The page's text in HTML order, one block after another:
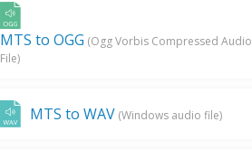
MTS to OGG (Ogg Vorbis Compressed Audio
File)
MTS to WAV (Windows audio file)